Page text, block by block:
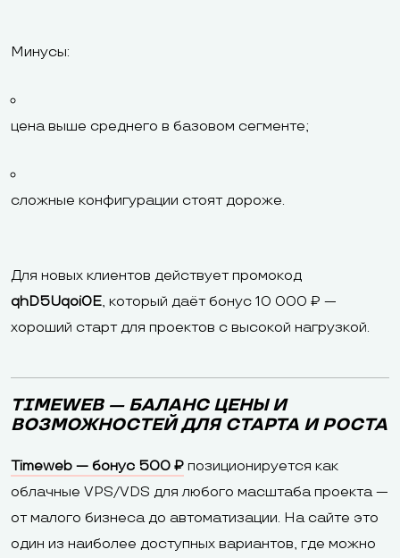
Минусы:
цена выше среднего в базовом сегменте;
сложные конфигурации стоят дороже.
Для новых клиентов действует промокод
qhD5Uqoi0E, который даёт бонус 10 000 ₽ —
хороший старт для проектов с высокой нагрузкой.
TIMEWEB — БАЛАНС ЦЕНЫ И
ВОЗМОЖНОСТЕЙ ДЛЯ СТАРТА И РОСТА
Timeweb — бонус 500 ₽ позиционируется как
облачные VPS/VDS для любого масштаба проекта —
от малого бизнеса до автоматизации. На сайте это
один из наиболее доступных вариантов, где можно